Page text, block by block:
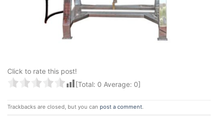
Click to rate this post!
[Total: 0 Average: 0]
Trackbacks are closed, but you can post a comment.